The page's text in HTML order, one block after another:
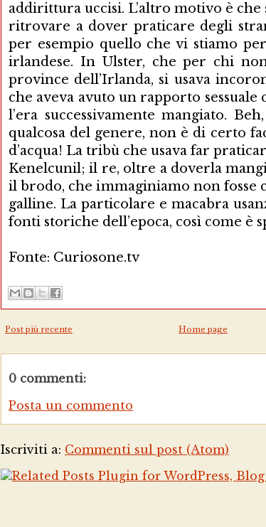
addirittura uccisi. L’altro motivo è che
ritrovare a dover praticare degli
per esempio quello che vi stiamo
irlandese. In Ulster, che per chi
province dell’Irlanda, si usava
che aveva avuto un rapporto sessuale
l’era successivamente mangiato.
qualcosa del genere, non è di certo
d’acqua! La tribù che usava far
Kenelcunil; il re, oltre a doverla
il brodo, che immaginiamo non fosse
galline. La particolare e macabra
fonti storiche dell’epoca, così come è
Fonte: Curiosone.tv
Post più recente Home page
0 commenti:
Posta un commento
Iscriviti a: Commenti sul post (Atom)